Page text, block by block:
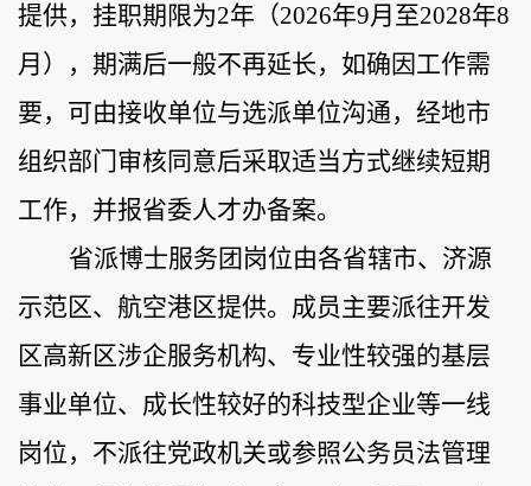
提供， 挂职期限为2年 （2026年9月至2028年8
月 ） ，期满后一般不再延长，如确因工作需
要，可由接收单位与选派单位沟通，经地市
组织部门审核同意后采取适当方式继续短期
工作，并报省委人才办备案。
省派博士服务团岗位由各省辖市、济源
示范区、航空港区提供。成员主要派往开发
区高新区涉企服务机构、专业性较强的基层
事业单位、成长性较好的科技型企业等一线
岗位，不派往党政机关或参照公务员法管理